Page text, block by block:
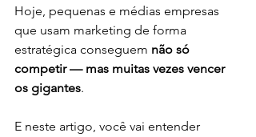
Hoje, pequenas e médias empresas
que usam marketing de forma
estratégica conseguem não só
competir — mas muitas vezes vencer
os gigantes.
E neste artigo, você vai entender